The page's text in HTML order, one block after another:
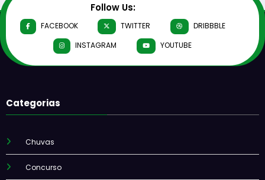
Follow Us:
FACEBOOK TWITTER
DRIBBBLE
INSTAGRAM
YOUTUBE
Categorias
Chuvas
Concurso